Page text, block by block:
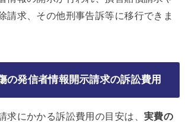
請求、その他刑事告訴等に移行できま
の発信者情報開示請求の訴訟費用
求にかかる訴訟費用の目安は、 実費の